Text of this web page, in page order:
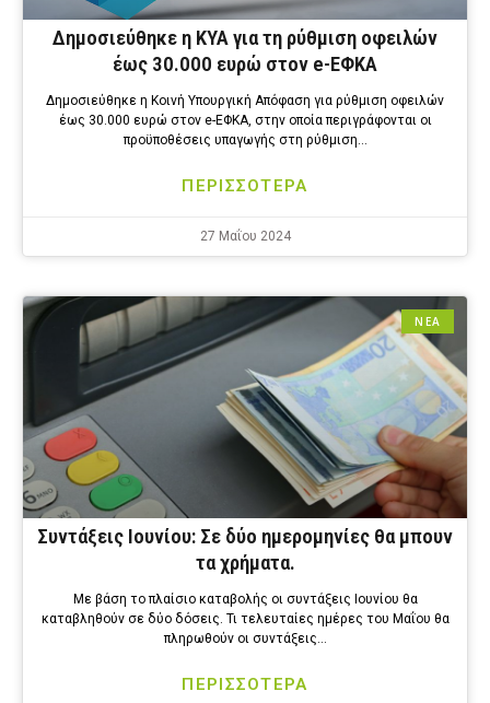
Δημοσιεύθηκε η ΚΥΑ για τη ρύθμιση οφειλών
έως 30.000 ευρώ στον e-ΕΦΚΑ
Δημοσιεύθηκε η Κοινή Υπουργική Απόφαση για ρύθμιση οφειλών
έως 30.000 ευρώ στον e-ΕΦΚΑ, στην οποία περιγράφονται οι
προϋποθέσεις υπαγωγής στη ρύθμιση…
ΠΕΡΙΣΣΟΤΕΡΑ
27 Μαΐου 2024
ΝΕΑ
Συντάξεις Ιουνίου: Σε δύο ημερομηνίες θα μπουν
τα χρήματα.
Με βάση το πλαίσιο καταβολής οι συντάξεις Ιουνίου θα
καταβληθούν σε δύο δόσεις. Τι τελευταίες ημέρες του Μαΐου θα
πληρωθούν οι συντάξεις…
ΠΕΡΙΣΣΟΤΕΡΑ